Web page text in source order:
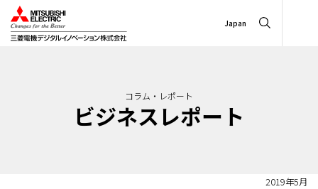
Japan
コラム・レポート
ビジネスレポート
2019年5月